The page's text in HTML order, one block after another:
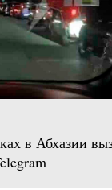
в Абхазии